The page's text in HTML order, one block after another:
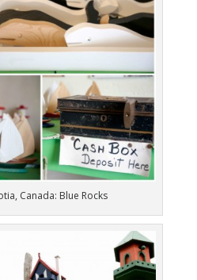
Canada: Blue Rocks